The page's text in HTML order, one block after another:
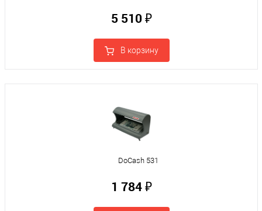
5 510 ₽
В корзину
DoCash 531
1 784 ₽